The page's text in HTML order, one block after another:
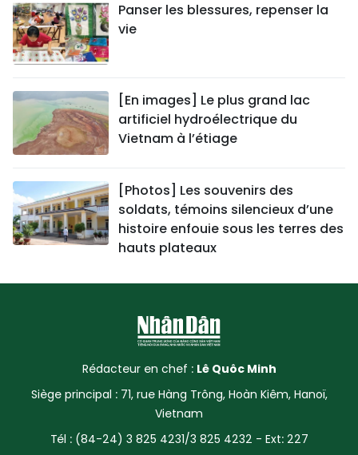
Panser les blessures, repenser la
vie
[En images] Le plus grand lac
artificiel hydroélectrique du
Vietnam à l’étiage
[Photos] Les souvenirs des
soldats, témoins silencieux d’une
histoire enfouie sous les terres des
hauts plateaux
Rédacteur en chef : Lê Quôc Minh
Siège principal : 71, rue Hàng Trông, Hoàn Kiêm, Hanoï,
Vietnam
Tél : (84-24) 3 825 4231/3 825 4232 - Ext: 227